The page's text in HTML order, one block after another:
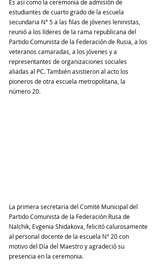
Es así como la ceremonia de admisión de
estudiantes de cuarto grado de la escuela
secundaria N° 5 a las filas de jóvenes leninistas,
reunió a los líderes de la rama republicana del
Partido Comunista de la Federación de Rusia, a los
veteranos camaradas, a los jóvenes y a
representantes de organizaciones sociales
aliadas al PC. También asistieron al acto los
pioneros de otra escuela metropolitana, la
número 20.
La primera secretaria del Comité Municipal del
Partido Comunista de la Federación Rusa de
Nalchik, Evgenia Shidakova, felicitó calurosamente
al personal docente de la escuela N° 20 con
motivo del Día del Maestro y agradeció su
presencia en la ceremonia.